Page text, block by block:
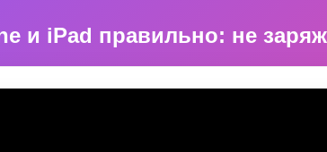
и iPad правильно: не